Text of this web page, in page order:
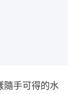
隨手可得的水